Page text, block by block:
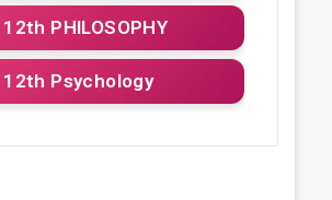
PHILOSOPHY
12th Psychology